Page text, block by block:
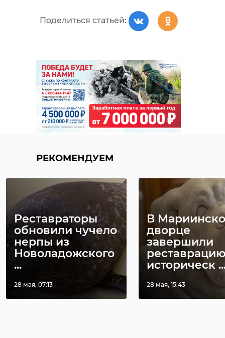
Поделиться статьей:
РЕКОМЕНДУЕМ
Реставраторы
обновили чучело
нерпы из
Новоладожского
...
28 мая, 07:13
В
дворце
завершили
историческ
28 мая, 15:43